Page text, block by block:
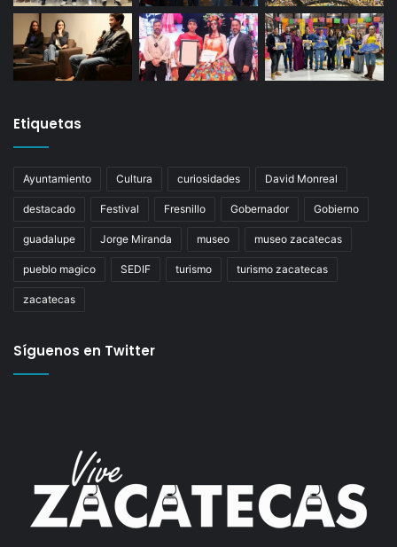
Etiquetas
Ayuntamiento Cultura curiosidades David Monreal
destacado Festival Fresnillo Gobernador Gobierno
guadalupe Jorge Miranda museo museo zacatecas
pueblo magico SEDIF turismo turismo zacatecas
zacatecas
Síguenos en Twitter